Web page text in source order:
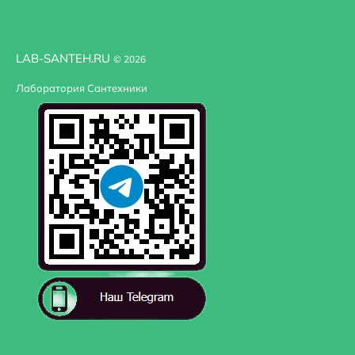
LAB-SANTEH.RU © 2026
Лаборатория Сантехники